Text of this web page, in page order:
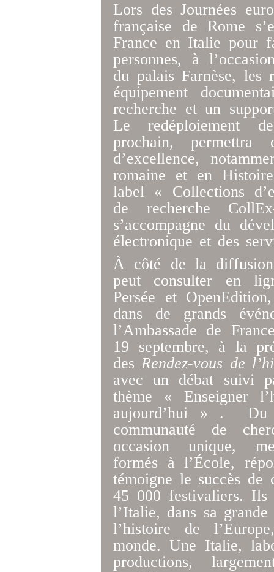
Lors des Journées
française de Rome
France en Italie pour
personnes, à
du palais Farnèse, les
équipement
recherche et un
Le redéploiement
prochain, permettra
d’excellence,
romaine et en
label « Collections
de recherche
s’accompagne du
électronique et des
À côté de la
peut consulter en
Persée et
dans de grands
l’Ambassade de
19 septembre, à la
desRendez-vous de
avec un débat suivi
thème « Enseigner
aujourd’hui » . Du
communauté de
occasion unique,
formés à l’École,
témoigne le succès de
45 000 festivaliers. Ils
l’Italie, dans sa
l’histoire de
monde. Une Italie,
productions,